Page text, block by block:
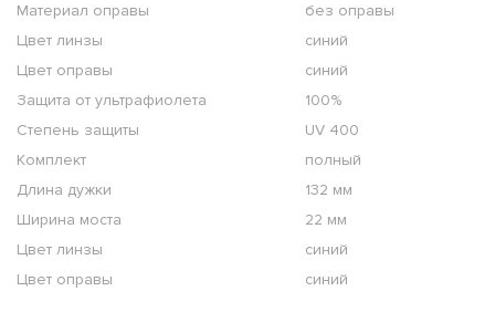
Материал оправы
без оправы
Цвет линзы
синий
Цвет оправы
синий
Защита от ультрафиолета
100%
Степень защиты
UV 400
Комплект
полный
Длина дужки
132 мм
Ширина моста
22 мм
Цвет линзы
синий
Цвет оправы
синий